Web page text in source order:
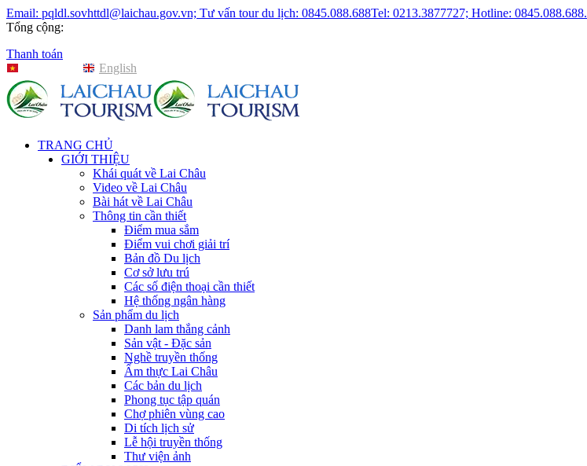
Email: pqldl.sovhttdl@laichau.gov.vn; Tư vấn tour du lịch: 0845.088.688Tel: 0213.3877727; Hotline: 0845.088.688.
Tổng cộng:
Thanh toán
English
TRANG CHỦ
GIỚI THIỆU
Khái quát về Lai Châu
Video về Lai Châu
Bài hát về Lai Châu
Thông tin cần thiết
Điểm mua sắm
Điểm vui chơi giải trí
Bản đồ Du lịch
Cơ sở lưu trú
Các số điện thoại cần thiết
Hệ thống ngân hàng
Sản phẩm du lịch
Danh lam thắng cảnh
Sản vật - Đặc sản
Nghề truyền thống
Ẩm thực Lai Châu
Các bản du lịch
Phong tục tập quán
Chợ phiên vùng cao
Di tích lịch sử
Lễ hội truyền thống
Thư viện ảnh